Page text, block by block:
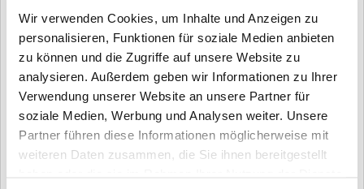
Wir verwenden Cookies, um Inhalte und Anzeigen zu
personalisieren, Funktionen für soziale Medien anbieten
zu können und die Zugriffe auf unsere Website zu
analysieren. Außerdem geben wir Informationen zu Ihrer
Verwendung unserer Website an unsere Partner für
soziale Medien, Werbung und Analysen weiter. Unsere
Partner führen diese Informationen möglicherweise mit
weiteren Daten zusammen, die Sie ihnen bereitgestellt